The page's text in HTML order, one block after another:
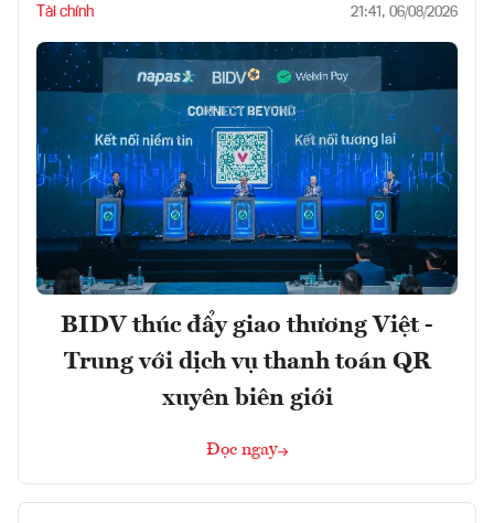
Tài chính 21:41, 06/08/2026
BIDV thúc đẩy giao thương Việt -
Trung với dịch vụ thanh toán QR
xuyên biên giới
Đọc ngay